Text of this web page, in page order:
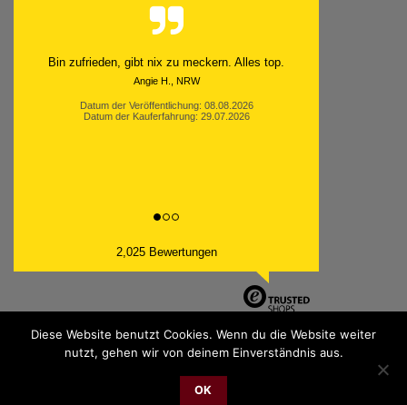
Bin zufrieden, gibt nix zu meckern. Alles top.
Angie H., NRW
Datum der Veröffentlichung: 08.08.2026
Datum der Kauferfahrung: 29.07.2026
2,025 Bewertungen
Diese Website benutzt Cookies. Wenn du die Website weiter
nutzt, gehen wir von deinem Einverständnis aus.
OK